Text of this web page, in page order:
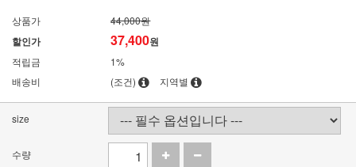
상품가 44,000원
할인가 37,400원
적립금
1%
배송비
(조건) 지역별
size
수량